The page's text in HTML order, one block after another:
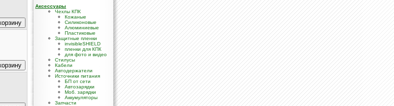
Аксессуары
Чехлы КПК
Кожаные
Силиконовые
Алюминиевые
Пластиковые
Защитные пленки
invisibleSHIELD
пленки для КПК
для фото и видео
Стилусы
Кабели
Автодержатели
Источники питания
БП от сети
Автозарядки
Моб. зарядки
Аккумуляторы
Запчасти